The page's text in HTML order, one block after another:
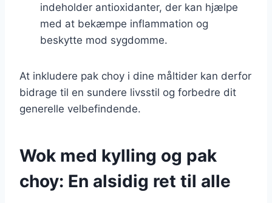
indeholder antioxidanter, der kan hjælpe
med at bekæmpe inflammation og
beskytte mod sygdomme.
At inkludere pak choy i dine måltider kan derfor
bidrage til en sundere livsstil og forbedre dit
generelle velbefindende.
Wok med kylling og pak
choy: En alsidig ret til alle